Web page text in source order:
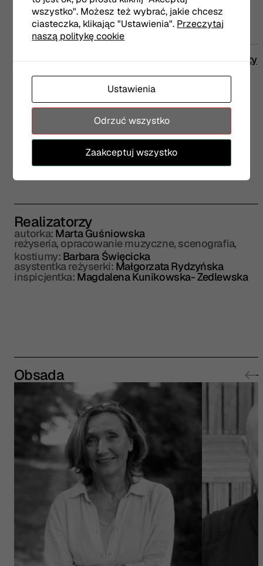
Scena Margines
PT
09.10
10:00
Smacznego, proszę Wilka!
Scena Margines
Bilety
Realizatorzy
autorka: Marta Guśniowska
asystentka reżyserki: Małgorzata Rydzyńska
reżyseria, opracowanie muzyczne, scenografia,
kostiumy: Barbara Święcicka
inspicjentka: Magdalena Kunikowska- Zedlewska
Obsada
wszystko". Możesz też wybrać, jakie chcesz
ciasteczka, klikając "Ustawienia". Przeczytaj
naszą politykę cookie
Ustawienia
Odrzuć wszystko
Zaakceptuj wszystko